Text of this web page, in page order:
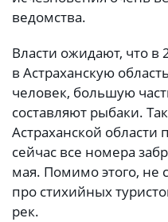
ведомства.
Власти ожидают, что в
в Астраханскую
человек, большую
составляют рыбаки.
Астраханской области
сейчас все номера
мая. Помимо этого, не
про стихийных
рек.